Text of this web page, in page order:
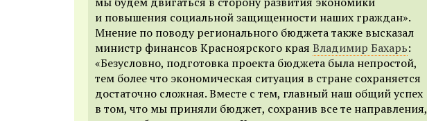
и повышения социальной защищенности наших граждан».
Мнение по поводу регионального бюджета также высказал
министр финансов Красноярского края Владимир Бахарь:
«Безусловно, подготовка проекта бюджета была непростой,
тем более что экономическая ситуация в стране сохраняется
достаточно сложная. Вместе с тем, главный наш общий успех
в том, что мы приняли бюджет, сохранив все те направления,